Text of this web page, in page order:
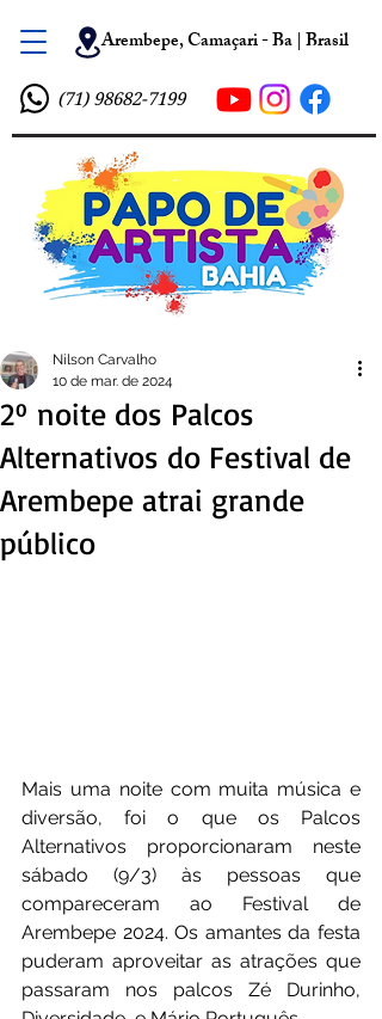
Arembepe, Camaçari - Ba | Brasil
(71) 98682-7199
2º noite dos Palcos
Alternativos do Festival de
Arembepe atrai grande
público
Nilson Carvalho
10 de mar. de 2024
Mais uma noite com muita música e
diversão, foi o que os Palcos
Alternativos proporcionaram neste
sábado (9/3) às pessoas que
compareceram ao Festival de
Arembepe 2024. Os amantes da festa
puderam aproveitar as atrações que
passaram nos palcos Zé Durinho,